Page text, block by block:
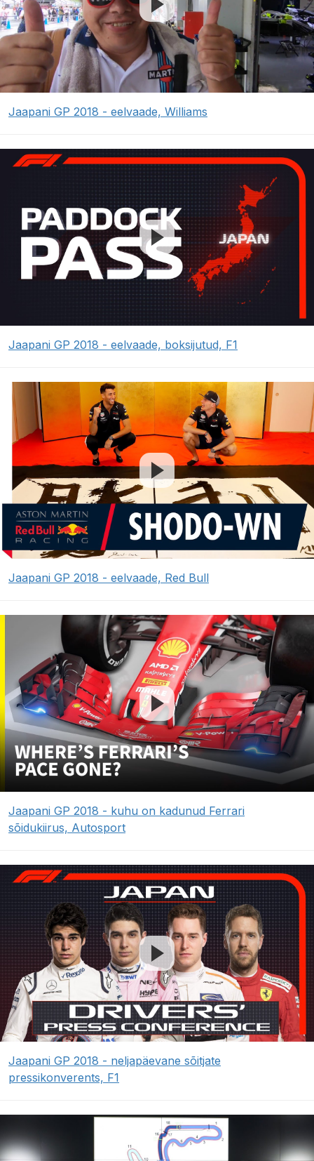
Jaapani GP 2018 - eelvaade, Williams
Jaapani GP 2018 - eelvaade, boksijutud, F1
Jaapani GP 2018 - eelvaade, Red Bull
Jaapani GP 2018 - kuhu on kadunud Ferrari
sõidukiirus, Autosport
Jaapani GP 2018 - neljapäevane sõitjate
pressikonverents, F1